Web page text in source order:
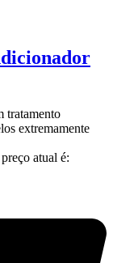
tratamento
extremamente
atual é: